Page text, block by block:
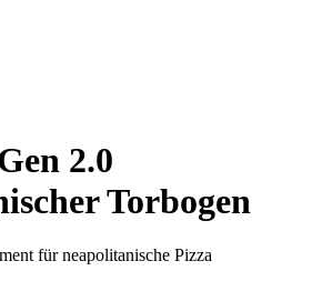
2.0
Torbogen
für neapolitanische Pizza